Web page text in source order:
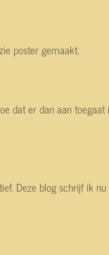
poster gemaakt.
dat er dan aan
Deze blog schrijf ik